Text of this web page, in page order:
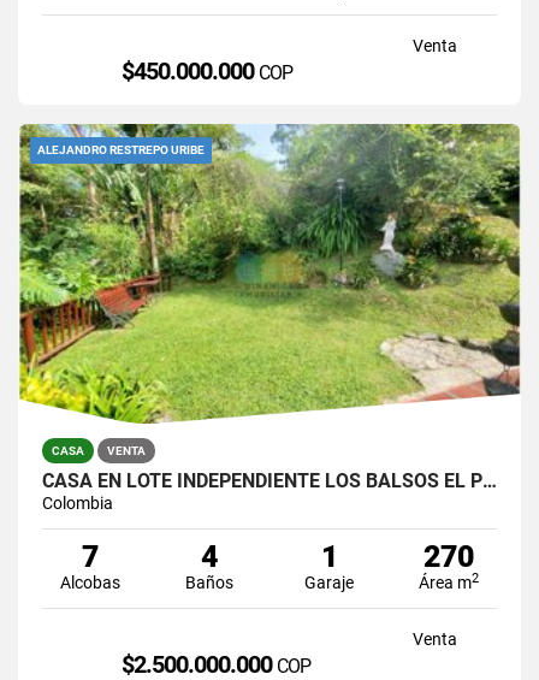
Venta
$450.000.000 COP
ALEJANDRO RESTREPO URIBE
CASA VENTA
CASA EN LOTE INDEPENDIENTE LOS BALSOS EL POBLADO
Colombia
7
Alcobas
4
Baños
1
Garaje
270
Área m2
Venta
$2.500.000.000 COP